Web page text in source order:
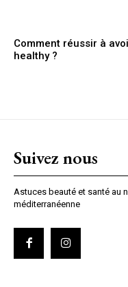
Comment réussir à
healthy ?
Suivez nous
Astuces beauté et santé au
méditerranéenne